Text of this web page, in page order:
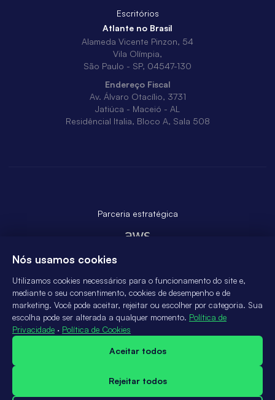
Escritórios
Atlante no Brasil
Alameda Vicente Pinzon, 54
Vila Olímpia,
São Paulo - SP, 04547-130
Endereço Fiscal
Av. Álvaro Otacílio, 3731
Jatiúca - Maceió - AL
Residêncial Italia, Bloco A, Sala 508
Parceria estratégica
Política de privacidade
Nós usamos cookies
Utilizamos cookies necessários para o funcionamento do site e,
mediante o seu consentimento, cookies de desempenho e de
marketing. Você pode aceitar, rejeitar ou escolher por categoria. Sua
escolha pode ser alterada a qualquer momento. Política de
Privacidade · Política de Cookies
Aceitar todos
Rejeitar todos